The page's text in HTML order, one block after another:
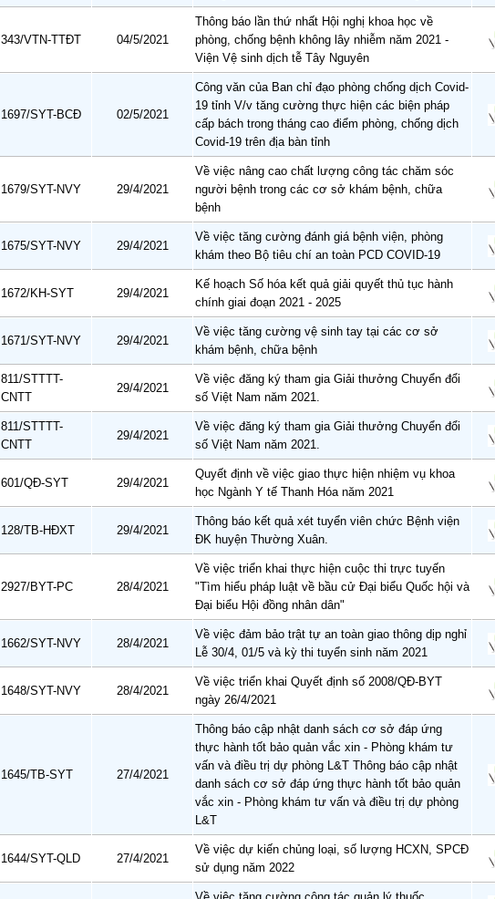
343/VTN-TTĐT 04/5/2021
Thông báo lần thứ nhất Hội nghị khoa học về
phòng, chống bệnh không lây nhiễm năm 2021 -
Viện Vệ sinh dịch tễ Tây Nguyên
1697/SYT-BCĐ 02/5/2021
Công văn của Ban chỉ đạo phòng chống dịch Covid-
19 tỉnh V/v tăng cường thực hiện các biện pháp
cấp bách trong tháng cao điểm phòng, chống dịch
Covid-19 trên địa bàn tỉnh
1679/SYT-NVY 29/4/2021
Về việc nâng cao chất lượng công tác chăm sóc
người bệnh trong các cơ sở khám bệnh, chữa
bệnh
1675/SYT-NVY 29/4/2021
Về việc tăng cường đánh giá bệnh viện, phòng
khám theo Bộ tiêu chí an toàn PCD COVID-19
1672/KH-SYT 29/4/2021
Kế hoạch Số hóa kết quả giải quyết thủ tục hành
chính giai đoạn 2021 - 2025
1671/SYT-NVY 29/4/2021
Về việc tăng cường vệ sinh tay tại các cơ sở
khám bệnh, chữa bệnh
811/STTTT-
CNTT
29/4/2021
Về việc đăng ký tham gia Giải thưởng Chuyển đổi
số Việt Nam năm 2021.
811/STTTT-
CNTT
29/4/2021
Về việc đăng ký tham gia Giải thưởng Chuyển đổi
số Việt Nam năm 2021.
601/QĐ-SYT 29/4/2021
Quyết định về việc giao thực hiện nhiệm vụ khoa
học Ngành Y tế Thanh Hóa năm 2021
128/TB-HĐXT 29/4/2021
Thông báo kết quả xét tuyển viên chức Bệnh viện
ĐK huyện Thường Xuân.
2927/BYT-PC 28/4/2021
Về việc triển khai thực hiện cuộc thi trực tuyến
"Tìm hiểu pháp luật về bầu cử Đại biểu Quốc hội và
Đại biểu Hội đồng nhân dân"
1662/SYT-NVY 28/4/2021
Về việc đảm bảo trật tự an toàn giao thông dịp nghỉ
Lễ 30/4, 01/5 và kỳ thi tuyển sinh năm 2021
1648/SYT-NVY 28/4/2021
Về việc triển khai Quyết định số 2008/QĐ-BYT
ngày 26/4/2021
1645/TB-SYT 27/4/2021
Thông báo cập nhật danh sách cơ sở đáp ứng
thực hành tốt bảo quản vắc xin - Phòng khám tư
vấn và điều trị dự phòng L&T Thông báo cập nhật
danh sách cơ sở đáp ứng thực hành tốt bảo quản
vắc xin - Phòng khám tư vấn và điều trị dự phòng
L&T
1644/SYT-QLD 27/4/2021
Về việc dự kiến chủng loại, số lượng HCXN, SPCĐ
sử dụng năm 2022